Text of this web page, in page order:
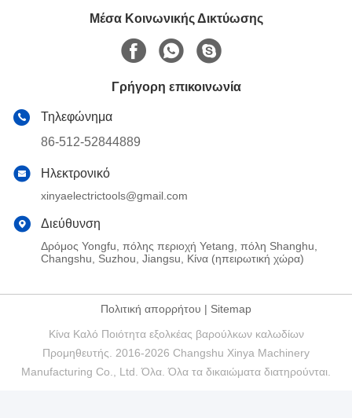
Μέσα Κοινωνικής Δικτύωσης
Γρήγορη επικοινωνία
Τηλεφώνημα
86-512-52844889
Ηλεκτρονικό
xinyaelectrictools@gmail.com
Διεύθυνση
Δρόμος Yongfu, πόλης περιοχή Yetang, πόλη Shanghu,
Changshu, Suzhou, Jiangsu, Κίνα (ηπειρωτική χώρα)
Πολιτική απορρήτου | Sitemap
Κίνα Καλό Ποιότητα εξολκέας βαρούλκων καλωδίων
Προμηθευτής. 2016-2026 Changshu Xinya Machinery
Manufacturing Co., Ltd. Όλα. Όλα τα δικαιώματα διατηρούνται.